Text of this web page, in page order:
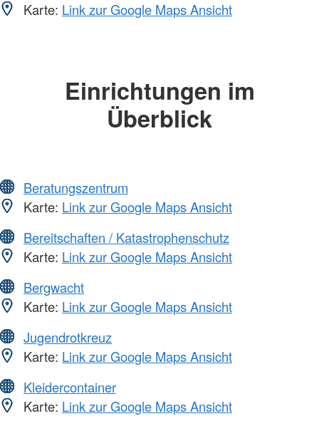
Karte: Link zur Google Maps Ansicht
Einrichtungen im
Überblick
Beratungszentrum
Karte: Link zur Google Maps Ansicht
Bereitschaften / Katastrophenschutz
Karte: Link zur Google Maps Ansicht
Bergwacht
Karte: Link zur Google Maps Ansicht
Jugendrotkreuz
Karte: Link zur Google Maps Ansicht
Kleidercontainer
Karte: Link zur Google Maps Ansicht